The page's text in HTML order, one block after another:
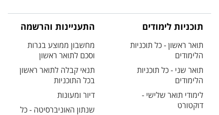
תוכניות לימודים
תואר ראשון - כל תוכניות
הלימודים
תואר שני - כל תוכניות
הלימודים
לימודי תואר שלישי -
דוקטורט
התעניינות והרשמה
מחשבון ממוצע בגרות
וסכם לתואר ראשון
תנאי קבלה לתואר ראשון
בכל התוכניות
דיור ומעונות
שנתון האוניברסיטה - כל